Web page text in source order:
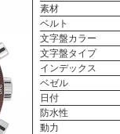
素材
ベルト
文字盤カラー
文字盤タイプ
インデックス
ベゼル
日付
防水性
動力